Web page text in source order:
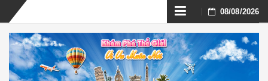
Skip
to
content
08/08/2026